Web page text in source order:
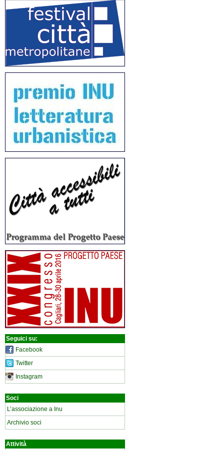
Seguici su:
Facebook
Twitter
Instagram
Soci
L’associazione a Inu
Archivio soci
Attività